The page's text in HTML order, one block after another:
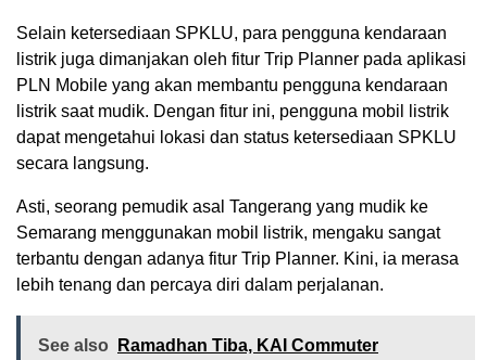
Selain ketersediaan SPKLU, para pengguna kendaraan
listrik juga dimanjakan oleh fitur Trip Planner pada aplikasi
PLN Mobile yang akan membantu pengguna kendaraan
listrik saat mudik. Dengan fitur ini, pengguna mobil listrik
dapat mengetahui lokasi dan status ketersediaan SPKLU
secara langsung.
Asti, seorang pemudik asal Tangerang yang mudik ke
Semarang menggunakan mobil listrik, mengaku sangat
terbantu dengan adanya fitur Trip Planner. Kini, ia merasa
lebih tenang dan percaya diri dalam perjalanan.
See also
Ramadhan Tiba, KAI Commuter